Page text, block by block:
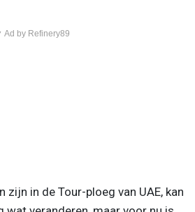
Ad by Refinery89
zijn in de Tour-ploeg van UAE, kan